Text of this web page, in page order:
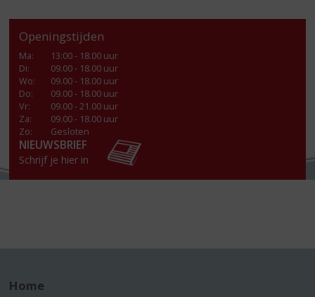
Openingstijden
Ma:
13:00 - 18.00 uur
Di:
09.00 - 18.00 uur
Wo:
09.00 - 18.00 uur
Do:
09.00 - 18.00 uur
Vr:
09.00 - 21.00 uur
Za:
09.00 - 18.00 uur
Zo:
Gesloten
NIEUWSBRIEF
Schrijf je hier in
Home